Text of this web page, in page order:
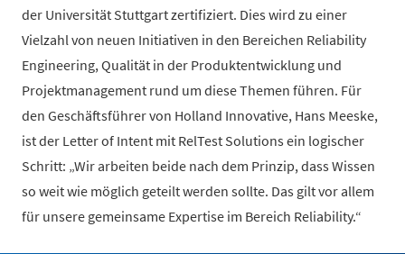
der Universität Stuttgart zertifiziert. Dies wird zu einer
Vielzahl von neuen Initiativen in den Bereichen Reliability
Engineering, Qualität in der Produktentwicklung und
Projektmanagement rund um diese Themen führen. Für
den Geschäftsführer von Holland Innovative, Hans Meeske,
ist der Letter of Intent mit RelTest Solutions ein logischer
Schritt: „Wir arbeiten beide nach dem Prinzip, dass Wissen
so weit wie möglich geteilt werden sollte. Das gilt vor allem
für unsere gemeinsame Expertise im Bereich Reliability.“